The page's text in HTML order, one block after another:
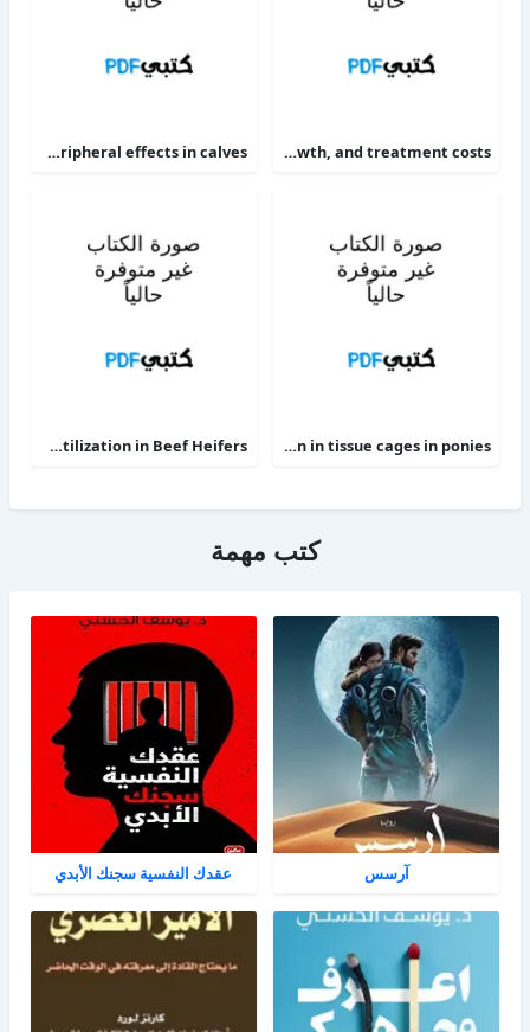
Targeting therapy to minimize antimicrobial use in preweaned calves effects on health, growth, and treatment costs
The alpha 2-adrenoceptor agonists xylazine and guanfacine exert different central nervous system, but comparable peripheral effects in calves
Clinical efficacy of intravenous administration of marbofloxacin in a Staphylococcus aureus infection in tissue cages in ponies
Phosphorus Deficiency Metabolism and Food Utilization in Beef Heifers
كتب مهمة
آرسس عقدك النفسية سجنك الأبدي